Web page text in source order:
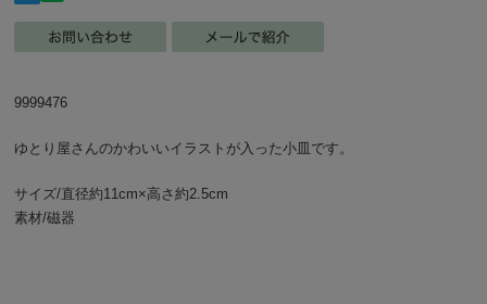
9999476
ゆとり屋さんのかわいいイラストが入った小皿です。
サイズ/直径約11cm×高さ約2.5cm
素材/磁器